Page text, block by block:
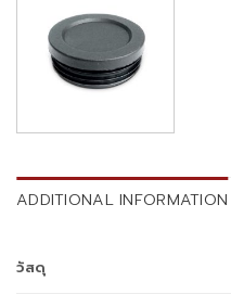
ADDITIONAL INFORMATION
วัสดุ